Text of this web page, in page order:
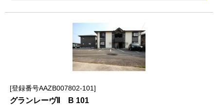
登録番号AAZB007802-101
グランレーヴⅡ B 101